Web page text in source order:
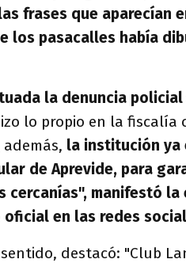
frases que aparecían
los pasacalles había
la denuncia policial
lo propio en la fiscalía
la institución ya
de Aprevide, para
cercanías", manifestó la
oficial en las redes
sentido, destacó: "Club